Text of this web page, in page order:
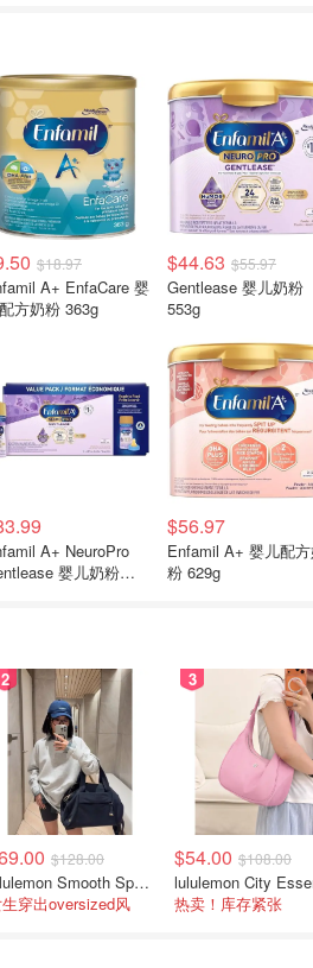
$18.97
A+ EnfaCare 婴
方奶粉 363g
$44.63 $55.97
Gentlease 婴儿奶粉
553g
A+ NeuroPro
婴儿奶粉
$56.97
Enfamil A+ 婴儿配
粉 629g
2
$128.00
lululemon Smooth Spacer 经典卫衣
穿出oversized风
3
$54.00 $108.00
热卖！库存紧张